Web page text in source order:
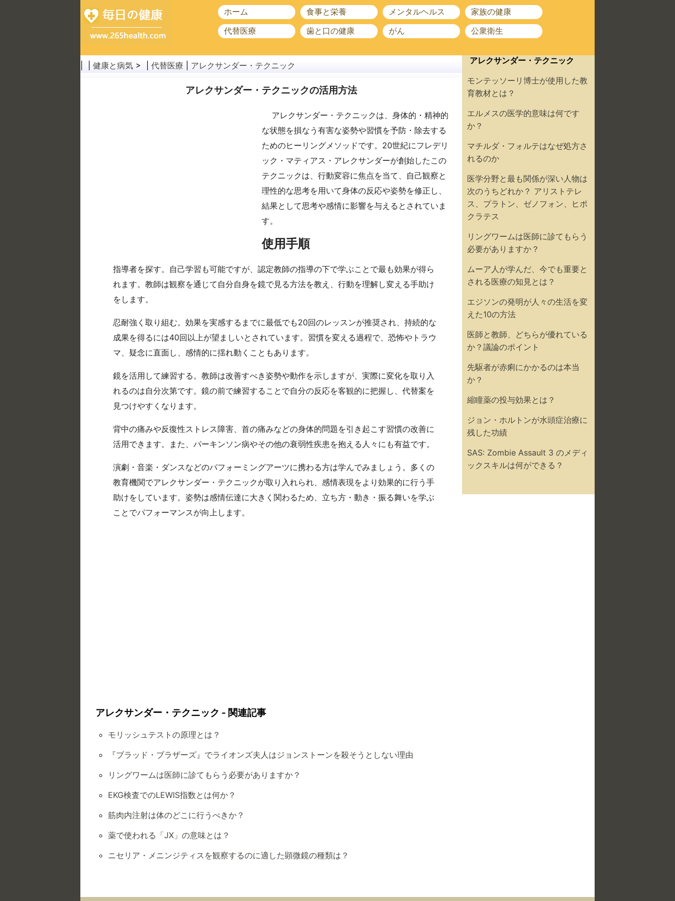
ホーム 食事と栄養 メンタルヘルス
家族の健康
代替医療
歯と口の健康 がん 公衆衛生
健康と病気 > | 代替医療 アレクサンダー・テクニック
アレクサンダー・テクニックの活用方法
アレクサンダー・テクニックは、身体的・精神的
な状態を損なう有害な姿勢や習慣を予防・除去する
ためのヒーリングメソッドです。20世紀にフレデリ
ック・マティアス・アレクサンダーが創始したこの
テクニックは、行動変容に焦点を当て、自己観察と
理性的な思考を用いて身体の反応や姿勢を修正し、
結果として思考や感情に影響を与えるとされていま
す。
使用手順
指導者を探す。自己学習も可能ですが、認定教師の指導の下で学ぶことで最も効果が得ら
れます。教師は観察を通じて自分自身を鏡で見る方法を教え、行動を理解し変える手助け
をします。
忍耐強く取り組む。効果を実感するまでに最低でも20回のレッスンが推奨され、持続的な
成果を得るには40回以上が望ましいとされています。習慣を変える過程で、恐怖やトラウ
マ、疑念に直面し、感情的に揺れ動くこともあります。
鏡を活用して練習する。教師は改善すべき姿勢や動作を示しますが、実際に変化を取り入
れるのは自分次第です。鏡の前で練習することで自分の反応を客観的に把握し、代替案を
見つけやすくなります。
背中の痛みや反復性ストレス障害、首の痛みなどの身体的問題を引き起こす習慣の改善に
活用できます。また、パーキンソン病やその他の衰弱性疾患を抱える人々にも有益です。
演劇・音楽・ダンスなどのパフォーミングアーツに携わる方は学んでみましょう。多くの
教育機関でアレクサンダー・テクニックが取り入れられ、感情表現をより効果的に行う手
助けをしています。姿勢は感情伝達に大きく関わるため、立ち方・動き・振る舞いを学ぶ
ことでパフォーマンスが向上します。
アレクサンダー・テクニック - 関連記事
モリッシュテストの原理とは？
『ブラッド・ブラザーズ』でライオンズ夫人はジョンストーンを殺そうとしない理由
リングワームは医師に診てもらう必要がありますか？
EKG検査でのLEWIS指数とは何か？
筋肉内注射は体のどこに行うべきか？
薬で使われる「JX」の意味とは？
ニセリア・メニンジティスを観察するのに適した顕微鏡の種類は？
アレクサンダー・テクニック
モンテッソーリ博士が使用した教
育教材とは？
エルメスの医学的意味は何です
か？
マチルダ・フォルテはなぜ処方さ
れるのか
医学分野と最も関係が深い人物は
次のうちどれか？ アリストテレ
ス、プラトン、ゼノフォン、ヒポ
クラテス
リングワームは医師に診てもらう
必要がありますか？
ムーア人が学んだ、今でも重要と
される医療の知見とは？
エジソンの発明が人々の生活を変
えた10の方法
医師と教師、どちらが優れている
か？議論のポイント
先駆者が赤痢にかかるのは本当
か？
縮瞳薬の投与効果とは？
ジョン・ホルトンが水頭症治療に
残した功績
SAS: Zombie Assault 3 のメディ
ックスキルは何ができる？